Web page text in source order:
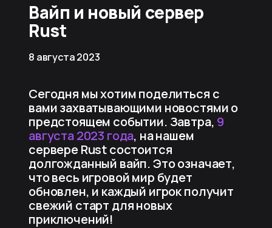
Вайп и новый сервер
Rust
8 августа 2023
Сегодня мы хотим поделиться с
вами захватывающими новостями о
предстоящем событии. Завтра, 9
августа 2023 года, на нашем
сервере Rust состоится
долгожданный вайп. Это означает,
что весь игровой мир будет
обновлен, и каждый игрок получит
свежий старт для новых
приключений!